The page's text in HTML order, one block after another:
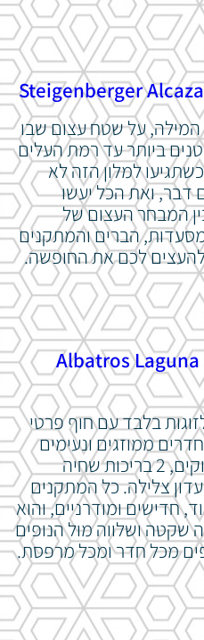
המילה, על שטח עצום שבו
ביותר עד רמת העלים
למלון הזה לא
דבר, ואת הכל יעשו
המבחר העצום של
הברים והמתקנים
לכם את החופשה.
אלבטרוס לגונה ויסטה – Albatros Laguna
ולזוגות בלבד עם חוף פרטי
ממוזגים ונעימים
בצבעים חמים עם כל הפינוקים, 2 בריכות שחיה
צלילה. כל המתקנים
חדישים ומודרניים, והוא
ושלווה מול הנופים
מכל חדר ומכל מרפסת.